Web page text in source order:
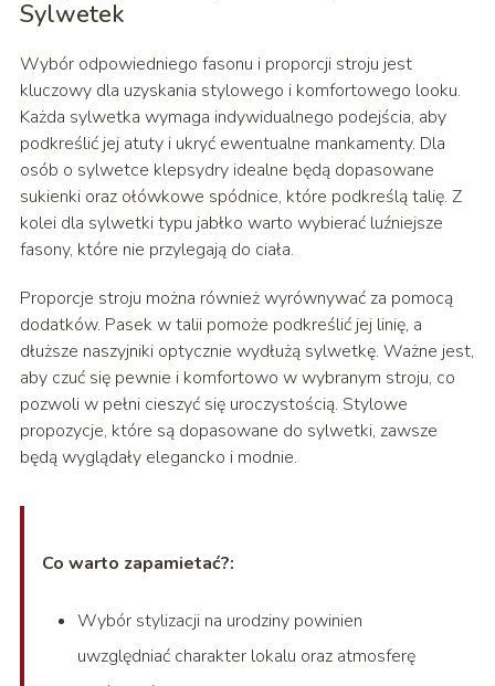
Sylwetek
Wybór odpowiedniego fasonu i proporcji stroju jest
kluczowy dla uzyskania stylowego i komfortowego looku.
Każda sylwetka wymaga indywidualnego podejścia, aby
podkreślić jej atuty i ukryć ewentualne mankamenty. Dla
osób o sylwetce klepsydry idealne będą dopasowane
sukienki oraz ołówkowe spódnice, które podkreślą talię. Z
kolei dla sylwetki typu jabłko warto wybierać luźniejsze
fasony, które nie przylegają do ciała.
Proporcje stroju można również wyrównywać za pomocą
dodatków. Pasek w talii pomoże podkreślić jej linię, a
dłuższe naszyjniki optycznie wydłużą sylwetkę. Ważne jest,
aby czuć się pewnie i komfortowo w wybranym stroju, co
pozwoli w pełni cieszyć się uroczystością. Stylowe
propozycje, które są dopasowane do sylwetki, zawsze
będą wyglądały elegancko i modnie.
Co warto zapamietać?:
Wybór stylizacji na urodziny powinien
uwzględniać charakter lokalu oraz atmosferę